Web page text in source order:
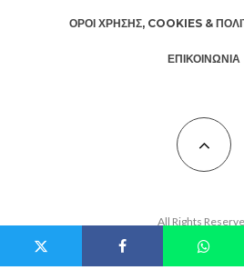
ΟΡΟΙ ΧΡΗΣΗΣ, COOKIES &
ΕΠΙΚΟΙΝΩΝΙΑ
All Rights